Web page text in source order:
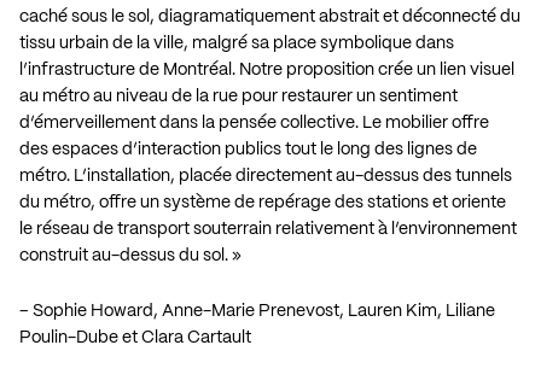
caché sous le sol, diagramatiquement abstrait et déconnecté du
tissu urbain de la ville, malgré sa place symbolique dans
l’infrastructure de Montréal. Notre proposition crée un lien visuel
au métro au niveau de la rue pour restaurer un sentiment
d’émerveillement dans la pensée collective. Le mobilier offre
des espaces d’interaction publics tout le long des lignes de
métro. L’installation, placée directement au-dessus des tunnels
du métro, offre un système de repérage des stations et oriente
le réseau de transport souterrain relativement à l’environnement
construit au-dessus du sol. »
– Sophie Howard, Anne-Marie Prenevost, Lauren Kim, Liliane
Poulin-Dube et Clara Cartault